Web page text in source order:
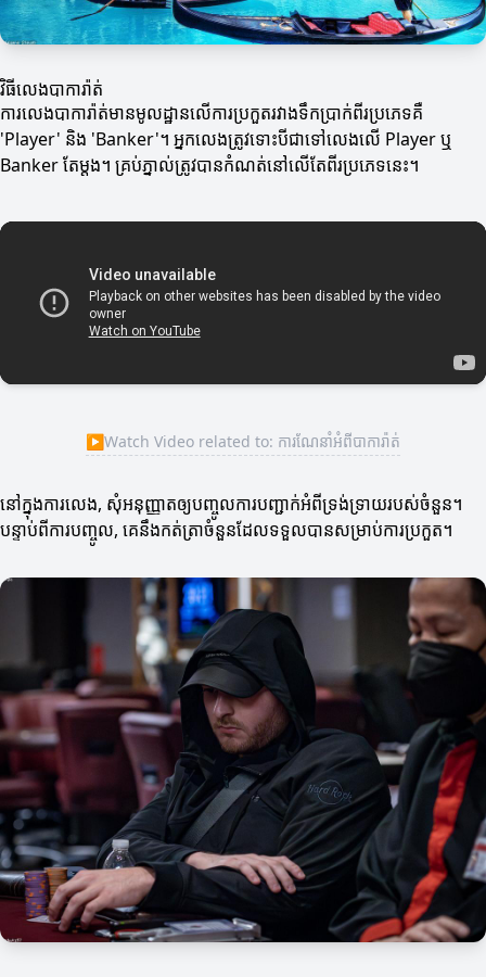
វិធីលេងបាការ៉ាត់
ការលេងបាការ៉ាត់មានមូលដ្ឋានលើការប្រកួតរវាងទឹកប្រាក់ពីរប្រភេទគឺ
'Player' និង 'Banker'។ អ្នកលេងត្រូវទោះបីជាទៅលេងលើ Player ឬ
Banker តែម្តង។ គ្រប់ភ្នាល់ត្រូវបានកំណត់នៅលើតែពីរប្រភេទនេះ។
▶Watch Video related to: ការណែនាំអំពីបាការ៉ាត់
នៅក្នុងការលេង, សុំអនុញ្ញាតឲ្យបញ្ចូលការបញ្ជាក់អំពីទ្រង់ទ្រាយរបស់ចំនួន។
បន្ទាប់ពីការបញ្ចូល, គេនឹងកត់ត្រាចំនួនដែលទទួលបានសម្រាប់ការប្រកួត។